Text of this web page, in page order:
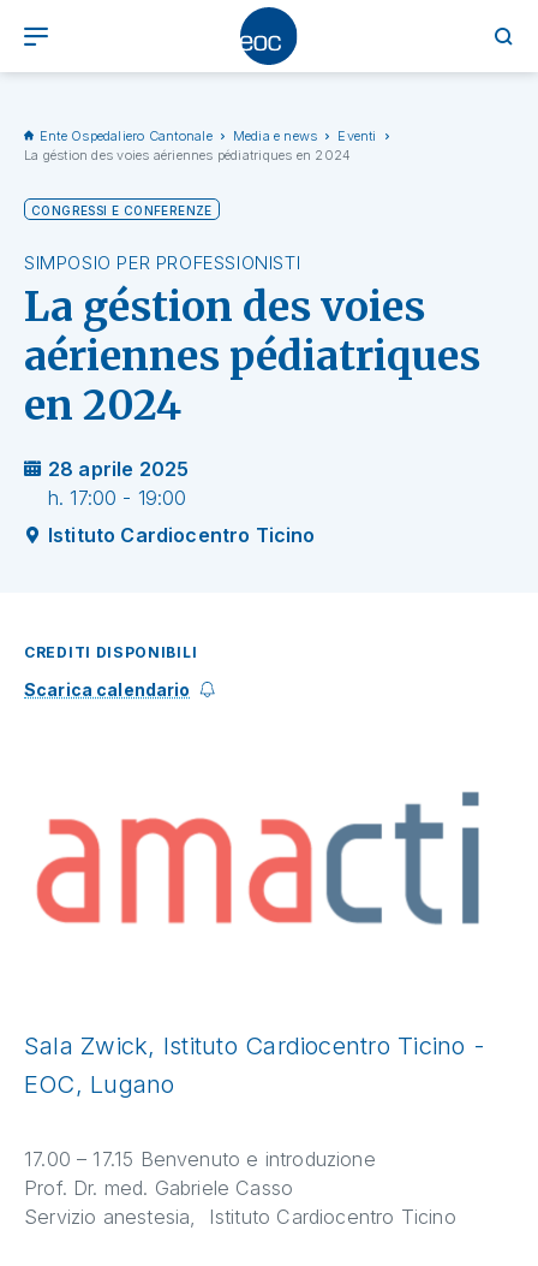
Ente Ospedaliero Cantonale Media e news
Eventi
La géstion des voies aériennes pédiatriques en 2024
CONGRESSI E CONFERENZE
SIMPOSIO PER PROFESSIONISTI
La géstion des voies
aériennes pédiatriques
en 2024
28 aprile 2025
h. 17:00 - 19:00
Istituto Cardiocentro Ticino
CREDITI DISPONIBILI
Scarica calendario
Sala Zwick, Istituto Cardiocentro Ticino -
EOC, Lugano
17.00 – 17.15 Benvenuto e introduzione
Prof. Dr. med. Gabriele Casso
Servizio anestesia, Istituto Cardiocentro Ticino